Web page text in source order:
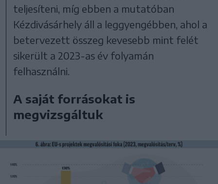
teljesíteni, míg ebben a mutatóban
Kézdivásárhely áll a leggyengébben, ahol a
betervezett összeg kevesebb mint felét
sikerült a 2023-as év folyamán
felhasználni.
A saját forrásokat is
megvizsgáltuk